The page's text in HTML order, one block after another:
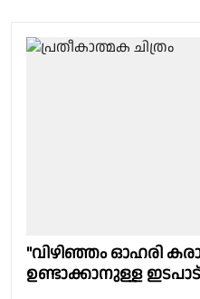
"വിഴിഞ്ഞം ഓഹരി
ഉണ്ടാക്കാനുള്ള